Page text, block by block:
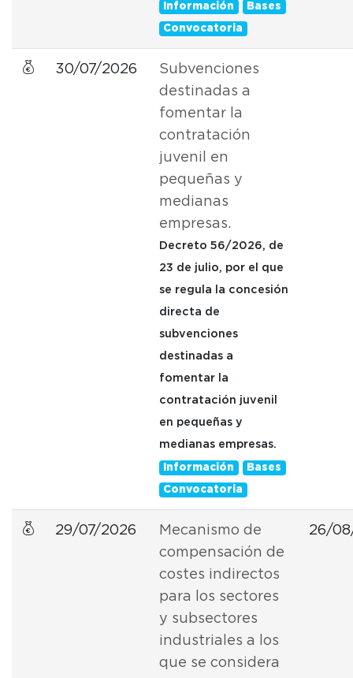
Información Bases
Convocatoria
30/07/2026
Subvenciones
destinadas a
fomentar la
contratación
juvenil en
pequeñas y
medianas
empresas.
Decreto 56/2026, de
23 de julio, por el que
se regula la concesión
directa de
subvenciones
destinadas a
fomentar la
contratación juvenil
en pequeñas y
medianas empresas.
Información Bases
Convocatoria
29/07/2026
Mecanismo de
compensación de
costes indirectos
para los sectores
y subsectores
industriales a los
que se considera
26/